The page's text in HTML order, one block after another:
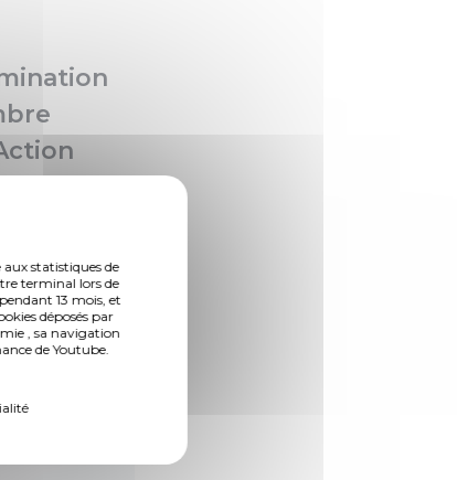
statistiques de
terminal lors de
13 mois, et
déposés par
, sa navigation
de Youtube.
un